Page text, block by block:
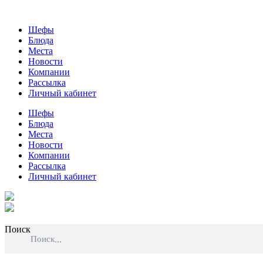
Шефы
Блюда
Места
Новости
Компании
Рассылка
Личный кабинет
Шефы
Блюда
Места
Новости
Компании
Рассылка
Личный кабинет
Поиск
Поиск